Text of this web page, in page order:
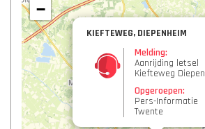
KIEFTEWEG, DIEPENHEIM
Melding:
Aanrijding letsel
Kiefteweg
Opgeroepen:
Pers-Informatie
Twente
−